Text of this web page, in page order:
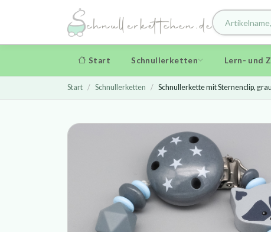
Start Schnullerketten Lern- und
Start Schnullerketten Schnullerkette mit Sternenclip,